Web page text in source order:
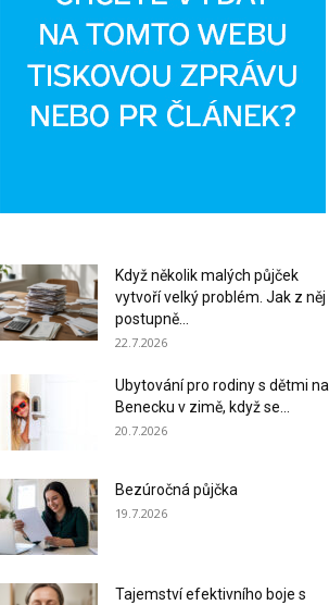
Když několik malých půjček
vytvoří velký problém. Jak z něj
postupně...
22.7.2026
Ubytování pro rodiny s dětmi na
Benecku v zimě, když se...
20.7.2026
Bezúročná půjčka
19.7.2026
Tajemství efektivního boje s